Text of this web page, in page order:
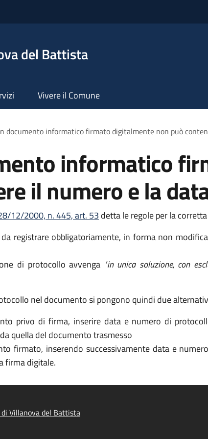
del Battista
Vivere il Comune
documento informatico firmato digitalmente non può
informatico
il numero e la
12/2000, n. 445, art. 53 detta le regole per la
registrare obbligatoriamente, in forma non
di protocollo avvenga "in unica soluzione, con
nel documento si pongono quindi due
privo di firma, inserire data e numero di
quella del documento trasmesso
firmato, inserendo successivamente data e
firma digitale.
di Villanova del Battista